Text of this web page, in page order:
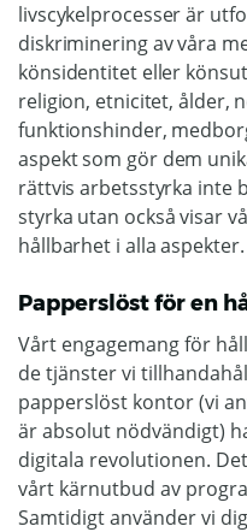
livscykelprocesser är
diskriminering av våra
könsidentitet eller
religion, etnicitet, ålder,
funktionshinder,
aspekt som gör dem
rättvis arbetsstyrka inte
styrka utan också visar
hållbarhet i alla aspekter.
Papperslöst för en
Vårt engagemang för
de tjänster vi
papperslöst kontor (vi
är absolut nödvändigt)
digitala revolutionen.
vårt kärnutbud av
Samtidigt använder vi